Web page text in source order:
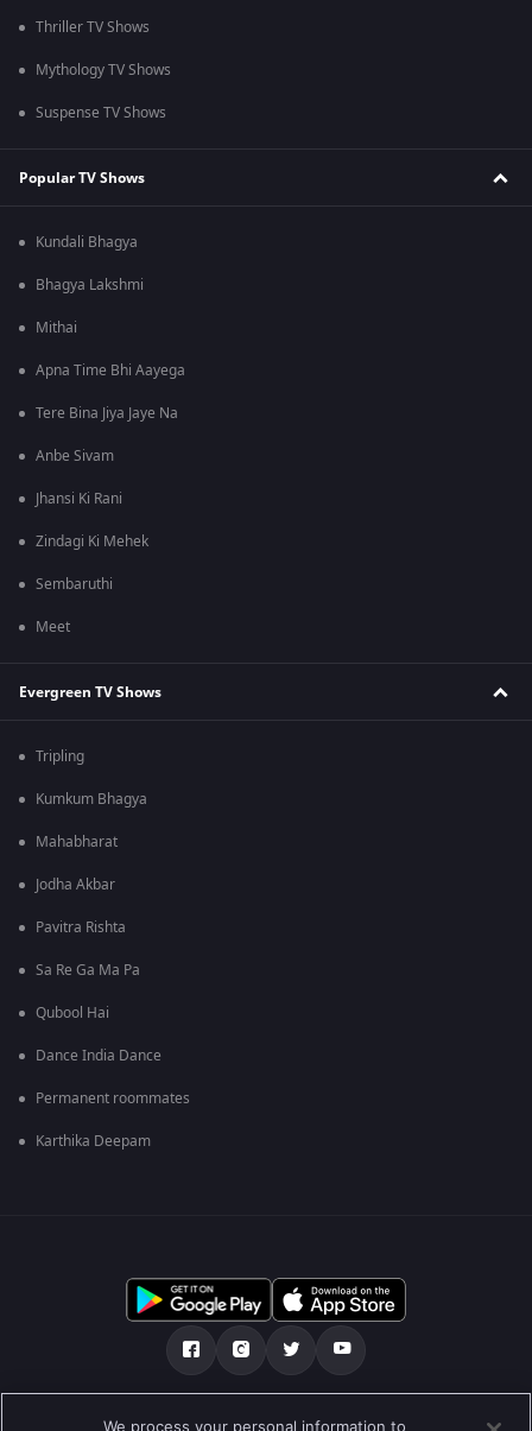
Thriller TV Shows
Mythology TV Shows
Suspense TV Shows
Popular TV Shows
Kundali Bhagya
Bhagya Lakshmi
Mithai
Apna Time Bhi Aayega
Tere Bina Jiya Jaye Na
Anbe Sivam
Jhansi Ki Rani
Zindagi Ki Mehek
Sembaruthi
Meet
Evergreen TV Shows
Tripling
Kumkum Bhagya
Mahabharat
Jodha Akbar
Pavitra Rishta
Sa Re Ga Ma Pa
Qubool Hai
Dance India Dance
Permanent roommates
Karthika Deepam
Über uns FAQ Datenschutz-Bestimmungen
We process your personal information to